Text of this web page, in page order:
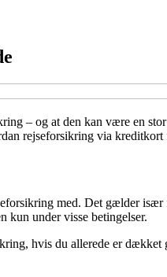
– og at den kan være en
rejseforsikring via
med. Det gælder
kun under visse betingelser.
hvis du allerede er